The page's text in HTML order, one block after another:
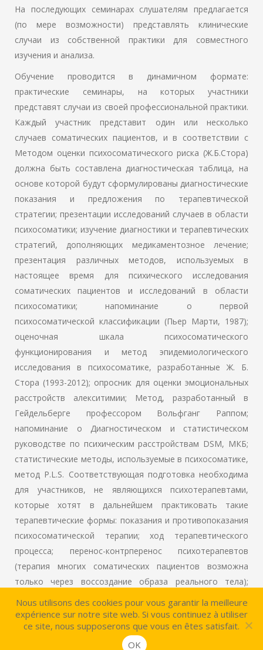
На последующих семинарах слушателям предлагается
(по мере возможности) представлять клинические
случаи из собственной практики для совместного
изучения и анализа.
Обучение проводится в динамичном формате:
практические семинары, на которых участники
представят случаи из своей профессиональной практики.
Каждый участник представит один или несколько
случаев соматических пациентов, и в соответствии с
Методом оценки психосоматического риска (Ж.Б.Стора)
должна быть составлена диагностическая таблица, на
основе которой будут сформулированы диагностические
показания и предложения по терапевтической
стратегии; презентации исследований случаев в области
психосоматики; изучение диагностики и терапевтических
стратегий, дополняющих медикаментозное лечение;
презентация различных методов, используемых в
настоящее время для психического исследования
соматических пациентов и исследований в области
психосоматики; напоминание о первой
психосоматической классификации (Пьер Марти, 1987);
оценочная шкала психосоматического
функционирования и метод эпидемиологического
исследования в психосоматике, разработанные Ж. Б.
Стора (1993-2012); опросник для оценки эмоциональных
расстройств алекситимии; Метод, разработанный в
Гейдельберге профессором Вольфганг Раппом;
напоминание о Диагностическом и статистическом
руководстве по психическим расстройствам DSM, МКБ;
статистические методы, используемые в психосоматике,
метод P.L.S. Соответствующая подготовка необходима
для участников, не являющихся психотерапевтами,
которые хотят в дальнейшем практиковать такие
терапевтические формы: показания и противопоказания
психосоматической терапии; ход терапевтического
процесса; перенос-контрперенос психотерапевтов
(терапия многих соматических пациентов возможна
только через воссоздание образа реального тела);
Развитие показаний к телесной терапии: Специфика
психотерапевтической релаксации (приоритет телесных
переживаний, перенос, регрессия, сопротивление,
приобретение автономии); словесная работа (функция
Nous utilisons des cookies pour vous garantir la meilleure
expérience sur notre site web. Si vous continuez à utiliser
ce site, nous supposerons que vous en êtes satisfait.
OK